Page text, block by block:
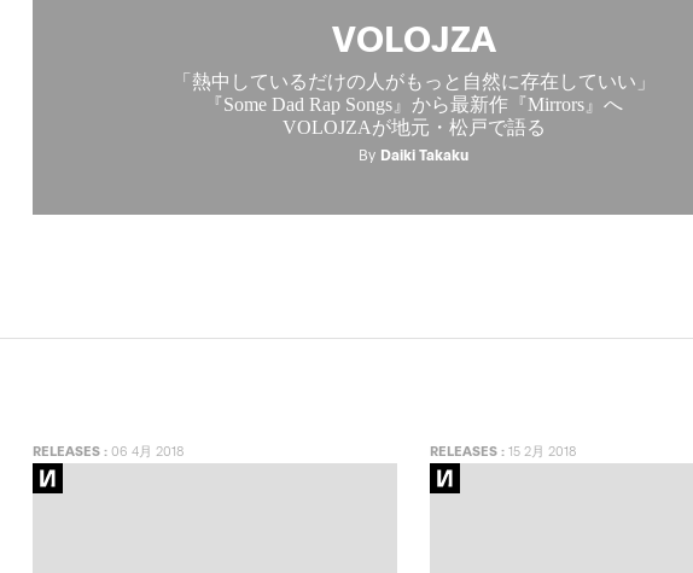
VOLOJZA
「熱中しているだけの人がもっと自然に存在していい」
『Some Dad Rap Songs』から最新作『Mirrors』へ
VOLOJZAが地元・松戸で語る
By Daiki Takaku
RELEASES:06 4月 2018 RELEASES : 15 2月 2018